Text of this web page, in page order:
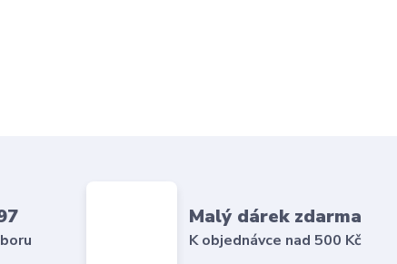
Malý dárek zdarma
K objednávce nad 500 Kč